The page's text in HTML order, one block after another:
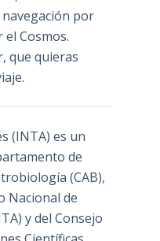
por
Cosmos.
que quieras
(INTA) es un
de
(CAB),
Nacional de
y del Consejo